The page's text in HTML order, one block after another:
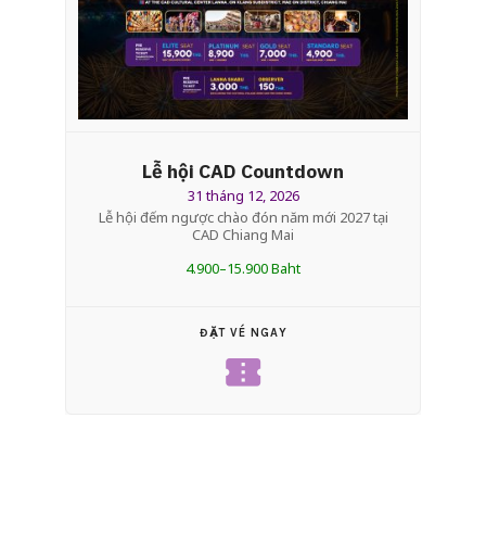
Lễ hội CAD Countdown
31 tháng 12, 2026
Lễ hội đếm ngược chào đón năm mới 2027 tại
CAD Chiang Mai
4.900–15.900 Baht
ĐẶT VÉ NGAY
confirmation_number